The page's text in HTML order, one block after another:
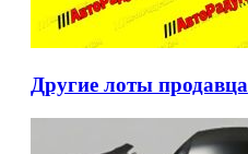
Другие лоты продавца